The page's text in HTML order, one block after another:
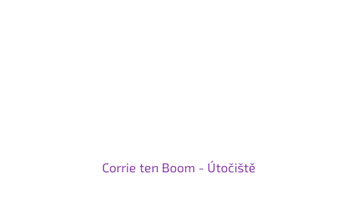
Corrie ten Boom - Útočiště